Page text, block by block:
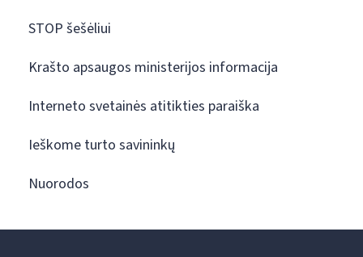
STOP šešėliui
Krašto apsaugos ministerijos informacija
Interneto svetainės atitikties paraiška
Ieškome turto savininkų
Nuorodos